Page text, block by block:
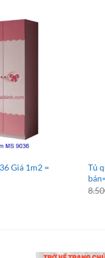
Giá 1m2 =
Tủ